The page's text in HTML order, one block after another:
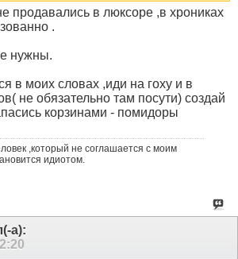
продавались в люксоре ,в хрониках
.
нужны.
в моих словах ,иди на гоху и в
не обязательно там посути) создай
корзинами - помидоры
,который не соглашается с моим
идиотом.
а):